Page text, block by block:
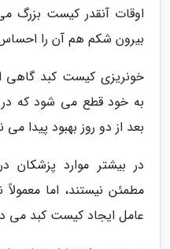
اوقات آنقدر کیست
بیرون شکم هم آن را
خونریزی کیست کبد گاهی
به خود قطع می شود که
بعد از دو روز بهبود پیدا می
در بیشتر موارد
مطمئن نیستند، اما
عامل ایجاد کیست کبد می